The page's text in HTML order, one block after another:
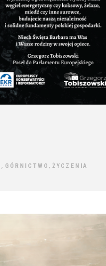
, GÓRNICTWO ,ŻYCZENIA